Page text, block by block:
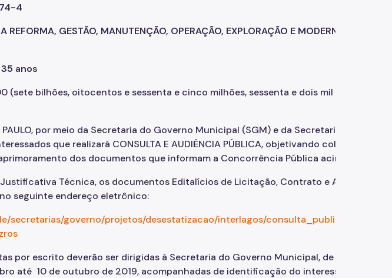
4
GESTÃO, MANUTENÇÃO, OPERAÇÃO, EXPLORAÇÃO E MODERNIZAÇÃO DO
35 anos
(sete bilhões, oitocentos e sessenta e cinco milhões, sessenta e dois mil e
PAULO, por meio da Secretaria do Governo Municipal (SGM) e da Secretaria Municipal
que realizará CONSULTA E AUDIÊNCIA PÚBLICA, objetivando colher da
dos documentos que informam a Concorrência Pública acima indicada.
Técnica, os documentos Editalícios de Licitação, Contrato e Anexos a
seguinte endereço eletrônico:
secretarias/governo/projetos/desestatizacao/interlagos/consulta_publica/
por escrito deverão ser dirigidas à Secretaria do Governo Municipal, de segunda a
até 10 de outubro de 2019, acompanhadas de identificação do interessado,